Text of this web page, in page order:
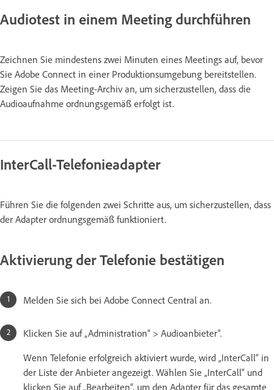
Audiotest in einem Meeting durchführen
Zeichnen Sie mindestens zwei Minuten eines Meetings auf, bevor
Sie Adobe Connect in einer Produktionsumgebung bereitstellen.
Zeigen Sie das Meeting-Archiv an, um sicherzustellen, dass die
Audioaufnahme ordnungsgemäß erfolgt ist.
InterCall-Telefonieadapter
Führen Sie die folgenden zwei Schritte aus, um sicherzustellen, dass
der Adapter ordnungsgemäß funktioniert.
Aktivierung der Telefonie bestätigen
Melden Sie sich bei Adobe Connect Central an.
Klicken Sie auf „Administration“ > Audioanbieter“.
Wenn Telefonie erfolgreich aktiviert wurde, wird „InterCall“ in
der Liste der Anbieter angezeigt. Wählen Sie „InterCall“ und
klicken Sie auf „Bearbeiten“, um den Adapter für das gesamte